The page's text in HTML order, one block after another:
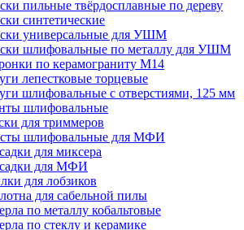
пильные твёрдосплавные по дереву
синтетические
универсальные для УШМ
шлифовальные по металлу для УШМ
по керамограниту M14
лепестковые торцевые
шлифовальные с отверстиями, 125 мм
шлифовальные
для триммеров
шлифовальные для МФИ
для миксера
для МФИ
для лобзиков
для сабельной пилы
по металлу кобальтовые
по стеклу и керамике